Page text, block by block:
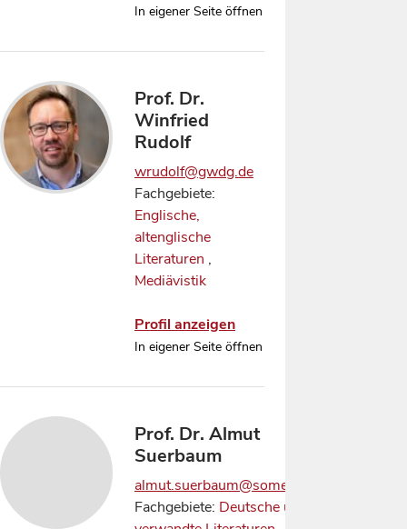
In eigener Seite öffnen
Prof. Dr.
Winfried
Rudolf
wrudolf@gwdg.de
Fachgebiete:
Englische,
altenglische
Literaturen ,
Mediävistik
Profil anzeigen
In eigener Seite öffnen
Prof. Dr. Almut
Suerbaum
almut.suerbaum@some.ox.ac.uk
Fachgebiete: Deutsche und